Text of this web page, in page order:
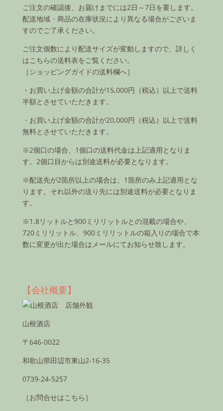
ご注文の確認後、お届けまでには2日～7日を要します。
配送地域・商品の在庫状況により異なる場合がございま
すのでご了承ください。
ご注文個数により配送サイズが変動しますので、詳しく
はこちらの送料表をご覧ください。
［ショッピングガイドの送料欄へ］
・お買い上げ金額の合計が15,000円（税込）以上で送料
半額とさせていただきます。
・お買い上げ金額の合計が20,000円（税込）以上で送料
無料とさせていただきます。
※2個口の場合、1個口の送料代金は上記適用となりま
す。2個口目からは別途送料が必要となります。
※配送先が2箇所以上の場合は、1箇所のみ上記適用とな
ります。それ以外の送り先には別途送料が必要となりま
す。
※1.8リットルと900ミリリットルとの混載の場合や、
720ミリリットル、900ミリリットルの箱入りの場合で本
数に変更が出た場合はメールにてお知らせ致します。
【会社概要】
山根酒店
〒646-0022
和歌山県田辺市東山2-16-35
0739-24-5257
［お問合せはこちら］